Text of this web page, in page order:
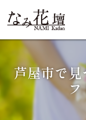
芦屋市で